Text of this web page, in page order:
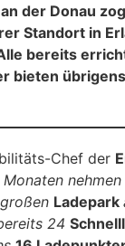
der Donau
Standort in
bereits
bieten
Chef der
Ladepark
24